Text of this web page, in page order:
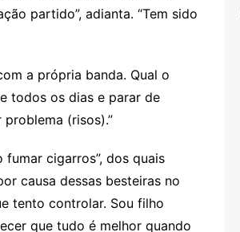
partido”, adianta. “Tem sido
a própria banda. Qual o
todos os dias e parar de
(risos).”
cigarros”, dos quais
causa dessas besteiras no
tento controlar. Sou filho
que tudo é melhor quando